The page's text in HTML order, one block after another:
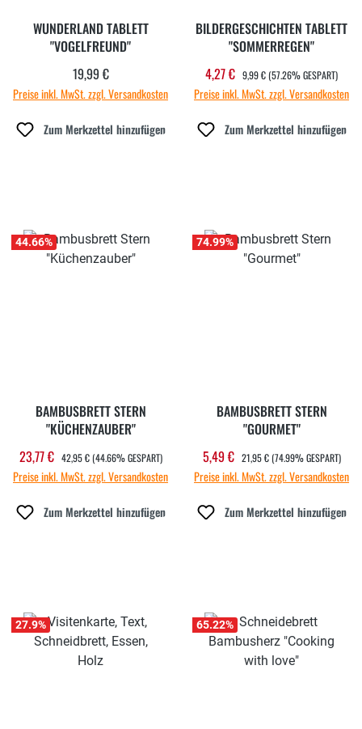
WUNDERLAND TABLETT
"VOGELFREUND"
Regulärer Preis:
19,99 €
Preise inkl. MwSt. zzgl. Versandkosten
Zum Merkzettel hinzufügen
BILDERGESCHICHTEN TABLETT
"SOMMERREGEN"
Verkaufspreis:
4,27 € REGULÄRER PREIS:
9,99 €(57.26% GESPART)
Preise inkl. MwSt. zzgl. Versandkosten
Zum Merkzettel hinzufügen
44.66%
BAMBUSBRETT STERN
"KÜCHENZAUBER"
Verkaufspreis:
23,77 € REGULÄRER PREIS:
42,95 € (44.66% GESPART)
Preise inkl. MwSt. zzgl. Versandkosten
Zum Merkzettel hinzufügen
74.99%
BAMBUSBRETT STERN
"GOURMET"
Verkaufspreis:
5,49 € REGULÄRER PREIS:
21,95 € (74.99% GESPART)
Preise inkl. MwSt. zzgl. Versandkosten
Zum Merkzettel hinzufügen
27.9% 65.22%